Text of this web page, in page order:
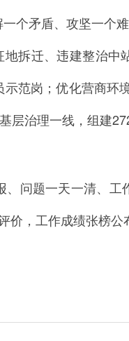
个矛盾、攻坚一个
地拆迁、违建整治
范岗；优化营商环
治理一线，组建
问题一天一清、工
，工作成绩张榜公